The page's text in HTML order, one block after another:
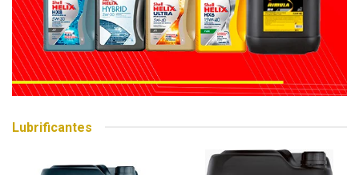
Lubrificantes